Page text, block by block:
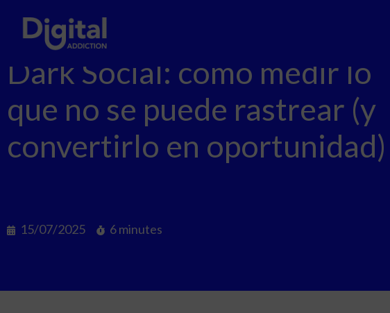
Dark Social: cómo medir lo
que no se puede rastrear (y
convertirlo en oportunidad)
15/07/2025 6 minutes